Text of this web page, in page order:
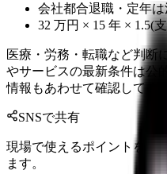
会社都合退職・定年
32 万円 × 15 年 × 1.5(
医療・労務・転職など判断
やサービスの最新条件は公
情報もあわせて確認してく
SNSで共有
現場で使えるポイントを、
ます。